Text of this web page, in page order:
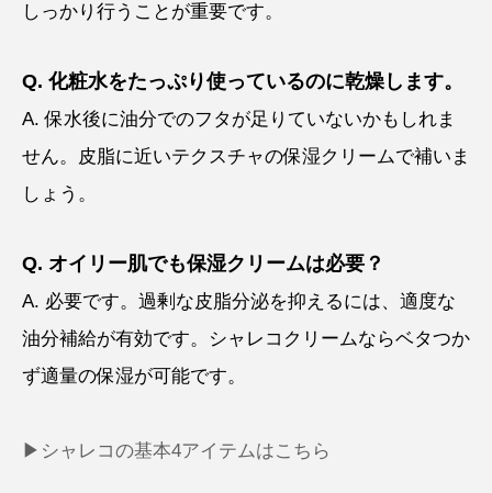
しっかり行うことが重要です。
Q. 化粧水をたっぷり使っているのに乾燥します。
A. 保水後に油分でのフタが足りていないかもしれま
せん。皮脂に近いテクスチャの保湿クリームで補いま
しょう。
Q. オイリー肌でも保湿クリームは必要？
A. 必要です。過剰な皮脂分泌を抑えるには、適度な
油分補給が有効です。シャレコクリームならベタつか
ず適量の保湿が可能です。
▶︎シャレコの基本4アイテムはこちら